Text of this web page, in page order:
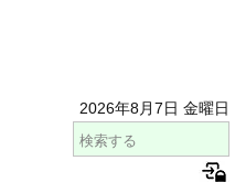
2026年8月7日 金曜日